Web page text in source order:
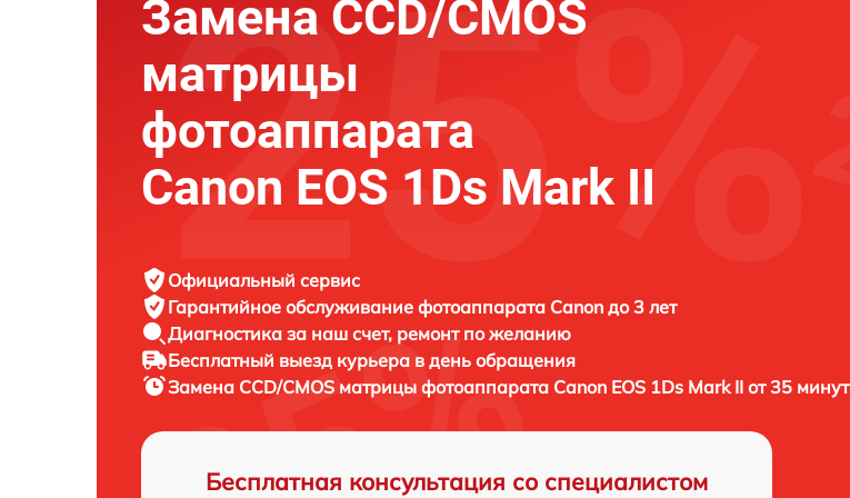
Замена CCD/CMOS
матрицы
фотоаппарата
Canon EOS 1Ds Mark II
Официальный сервис
Гарантийное обслуживание фотоаппарата Canon до 3 лет
Диагностика за наш счет, ремонт по желанию
Бесплатный выезд курьера в день обращения
Замена CCD/CMOS матрицы фотоаппарата Canon EOS 1Ds Mark II от 35 минут
Бесплатная консультация со специалистом